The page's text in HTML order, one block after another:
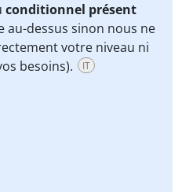
conditionnel présent
au-dessus sinon nous ne
votre niveau ni
besoins).
IT